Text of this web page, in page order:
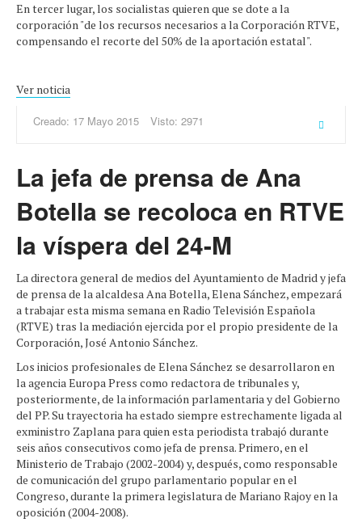
En tercer lugar, los socialistas quieren que se dote a la
corporación "de los recursos necesarios a la Corporación RTVE,
compensando el recorte del 50% de la aportación estatal".
Ver noticia
Creado: 17 Mayo 2015 Visto: 2971
La jefa de prensa de Ana
Botella se recoloca en RTVE
la víspera del 24-M
La directora general de medios del Ayuntamiento de Madrid y jefa
de prensa de la alcaldesa Ana Botella, Elena Sánchez, empezará
a trabajar esta misma semana en Radio Televisión Española
(RTVE) tras la mediación ejercida por el propio presidente de la
Corporación, José Antonio Sánchez.
Los inicios profesionales de Elena Sánchez se desarrollaron en
la agencia Europa Press como redactora de tribunales y,
posteriormente, de la información parlamentaria y del Gobierno
del PP. Su trayectoria ha estado siempre estrechamente ligada al
exministro Zaplana para quien esta periodista trabajó durante
seis años consecutivos como jefa de prensa. Primero, en el
Ministerio de Trabajo (2002-2004) y, después, como responsable
de comunicación del grupo parlamentario popular en el
Congreso, durante la primera legislatura de Mariano Rajoy en la
oposición (2004-2008).